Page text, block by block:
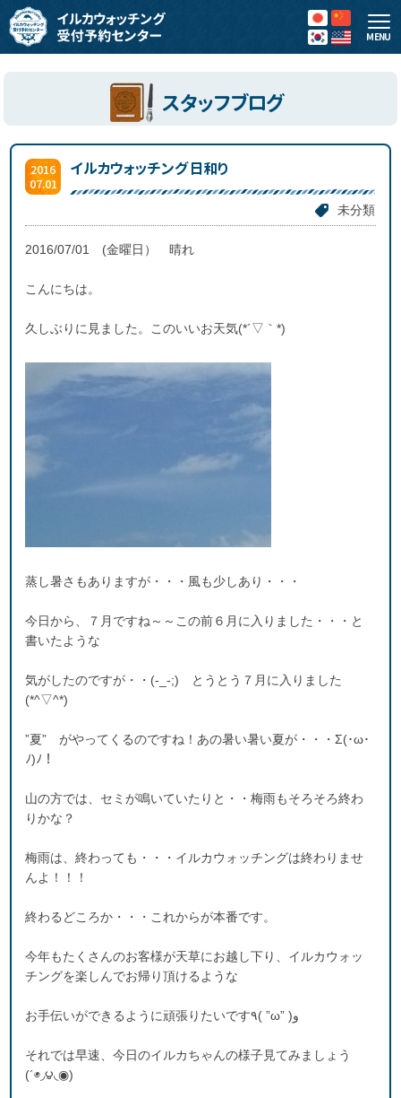
MENU
スタッフブログ
2016
07.01
イルカウォッチング日和り
未分類
2016/07/01 (金曜日） 晴れ
こんにちは。
久しぶりに見ました。このいいお天気(*´▽｀*)
蒸し暑さもありますが・・・風も少しあり・・・
今日から、７月ですね～～この前６月に入りました・・・と
書いたような
気がしたのですが・・(-_-;) とうとう７月に入りました
(*^▽^*)
”夏” がやってくるのですね！あの暑い暑い夏が・・・Σ(･ω･
ﾉ)ﾉ！
山の方では、セミが鳴いていたりと・・梅雨もそろそろ終わ
りかな？
梅雨は、終わっても・・・イルカウォッチングは終わりませ
んよ！！！
終わるどころか・・・これからが本番です。
今年もたくさんのお客様が天草にお越し下り、イルカウォッ
チングを楽しんでお帰り頂けるような
お手伝いができるように頑張りたいです٩( ”ω” )و
それでは早速、今日のイルカちゃんの様子見てみましょう
(´◉◞౪◟◉)